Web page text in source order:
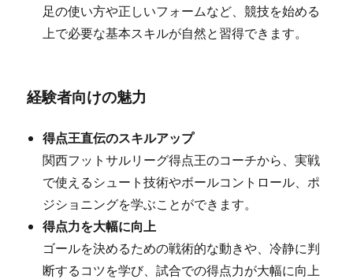
足の使い方や正しいフォームなど、競技を始める
上で必要な基本スキルが自然と習得できます。
経験者向けの魅力
得点王直伝のスキルアップ
関西フットサルリーグ得点王のコーチから、実戦
で使えるシュート技術やボールコントロール、ポ
ジショニングを学ぶことができます。
得点力を大幅に向上
ゴールを決めるための戦術的な動きや、冷静に判
断するコツを学び、試合での得点力が大幅に向上